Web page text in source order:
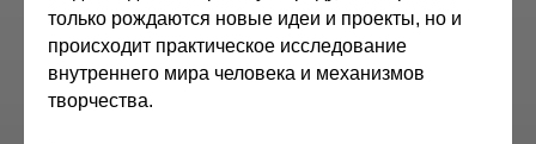
только рождаются новые идеи и проекты, но и
происходит практическое исследование
внутреннего мира человека и механизмов
творчества.